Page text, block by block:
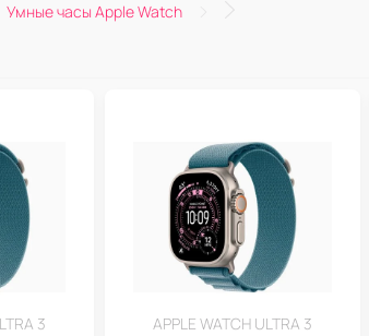
Умные часы Apple Watch
3 APPLE WATCH ULTRA 3